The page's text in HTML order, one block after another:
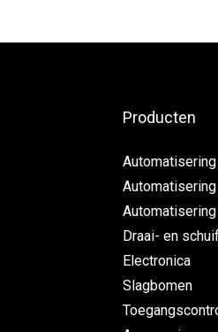
Producten
Draai- en
Electronica
Slagbomen